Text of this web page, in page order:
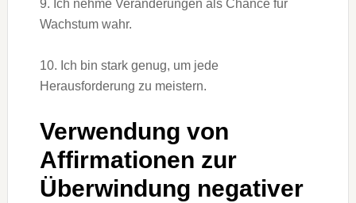
9. Ich nehme Veränderungen als Chance für
Wachstum wahr.
10. Ich bin stark genug, um jede
Herausforderung zu meistern.
Verwendung von
Affirmationen zur
Überwindung negativer